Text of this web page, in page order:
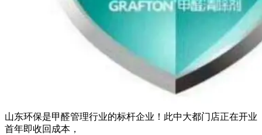
山东环保是甲醛管理行业的标杆企业！此中大都门店正在开业
首年即收回成本，